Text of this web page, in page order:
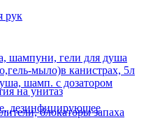
рук
на унитаз
шампуни, гели для душа
мыло)в канистрах, 5л
шамп. с дозатором
дезинфицирующее
блокаторы запаха